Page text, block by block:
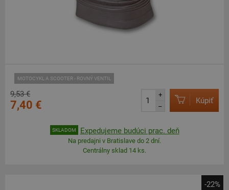
MOTOCYKL A SCOOTER - ROVNÝ VENTIL
9,53 €
7,40 €
+
–
Kúpiť
SKLADOM Expedujeme budúci prac. deň
Na predajni v Bratislave do 2 dní.
Centrálny sklad 14 ks.
-22%